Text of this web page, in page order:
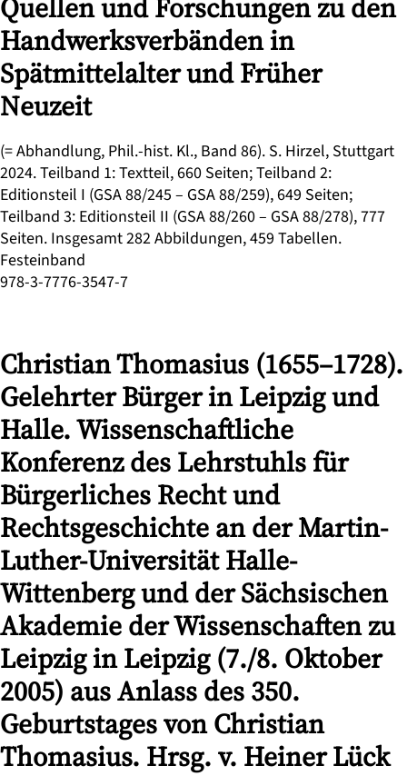
Quellen und Forschungen zu den
Handwerksverbänden in
Spätmittelalter und Früher
Neuzeit
(= Abhandlung, Phil.-hist. Kl., Band 86). S. Hirzel, Stuttgart
2024. Teilband 1: Textteil, 660 Seiten; Teilband 2:
Editionsteil I (GSA 88/245 – GSA 88/259), 649 Seiten;
Teilband 3: Editionsteil II (GSA 88/260 – GSA 88/278), 777
Seiten. Insgesamt 282 Abbildungen, 459 Tabellen.
Festeinband
978-3-7776-3547-7
Christian Thomasius (1655–1728).
Gelehrter Bürger in Leipzig und
Halle. Wissenschaftliche
Konferenz des Lehrstuhls für
Bürgerliches Recht und
Rechtsgeschichte an der Martin-
Luther-Universität Halle-
Wittenberg und der Sächsischen
Akademie der Wissenschaften zu
Leipzig in Leipzig (7./8. Oktober
2005) aus Anlass des 350.
Geburtstages von Christian
Thomasius. Hrsg. v. Heiner Lück